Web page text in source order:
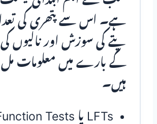
ہے۔ اس سے پتھری کی
پتے کی سوزش اور نالیوں
کے بارے میں معلومات مل
ہیں۔
Liver Function Tests یا LFTs